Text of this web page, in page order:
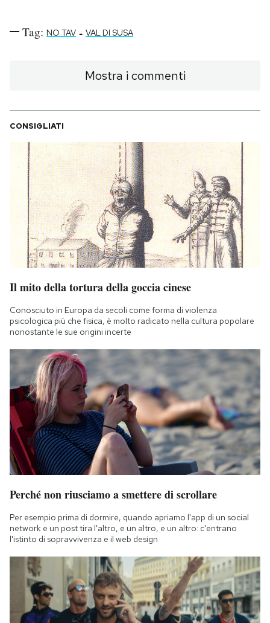
Tag: NO TAV - VAL DI SUSA
Mostra i commenti
CONSIGLIATI
Il mito della tortura della goccia cinese
Conosciuto in Europa da secoli come forma di violenza
psicologica più che fisica, è molto radicato nella cultura popolare
nonostante le sue origini incerte
Perché non riusciamo a smettere di scrollare
Per esempio prima di dormire, quando apriamo l'app di un social
network e un post tira l'altro, e un altro, e un altro: c'entrano
l'istinto di sopravvivenza e il web design